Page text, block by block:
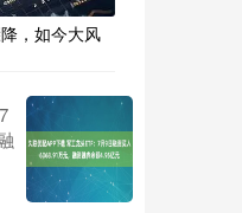
，如今大风